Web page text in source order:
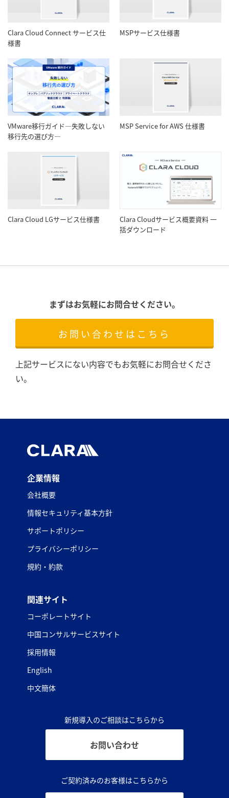
Clara Cloud Connect サービス仕
様書
MSPサービス仕様書
VMware移行ガイド―失敗しない
移行先の選び方―
MSP Service for AWS 仕様書
Clara Cloud LGサービス仕様書
Clara Cloudサービス概要資料 一
括ダウンロード
まずはお気軽にお問合せください。
お問い合わせはこちら
上記サービスにない内容でもお気軽にお問合せくださ
い。
企業情報
会社概要
情報セキュリティ基本方針
サポートポリシー
プライバシーポリシー
規約・約款
関連サイト
コーポレートサイト
中国コンサルサービスサイト
採用情報
English
中文簡体
新規導入のご相談はこちらから
お問い合わせ
ご契約済みのお客様はこちらから